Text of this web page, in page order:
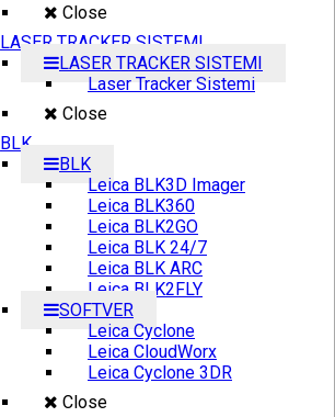
Close
LASER TRACKER SISTEMI
LASER TRACKER SISTEMI
Laser Tracker Sistemi
Close
BLK
BLK
Leica BLK3D Imager
Leica BLK360
Leica BLK2GO
Leica BLK 24/7
Leica BLK ARC
Leica BLK2FLY
SOFTVER
Leica Cyclone
Leica CloudWorx
Leica Cyclone 3DR
Close